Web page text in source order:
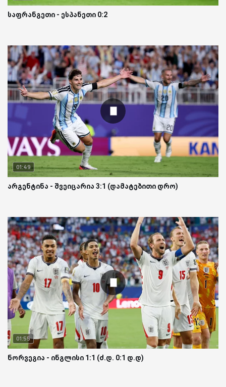
საფრანგეთი - ესპანეთი 0:2
01:49
არგენტინა - შვეიცარია 3:1 (დამატებითი დრო)
01:55
ნორვეგია - ინგლისი 1:1 (ძ.დ. 0:1 დ.დ)